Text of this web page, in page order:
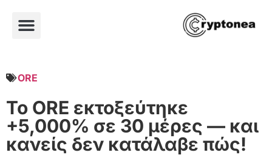
ORE
Το ORE εκτοξεύτηκε
+5,000% σε 30 μέρες — και
κανείς δεν κατάλαβε πώς!